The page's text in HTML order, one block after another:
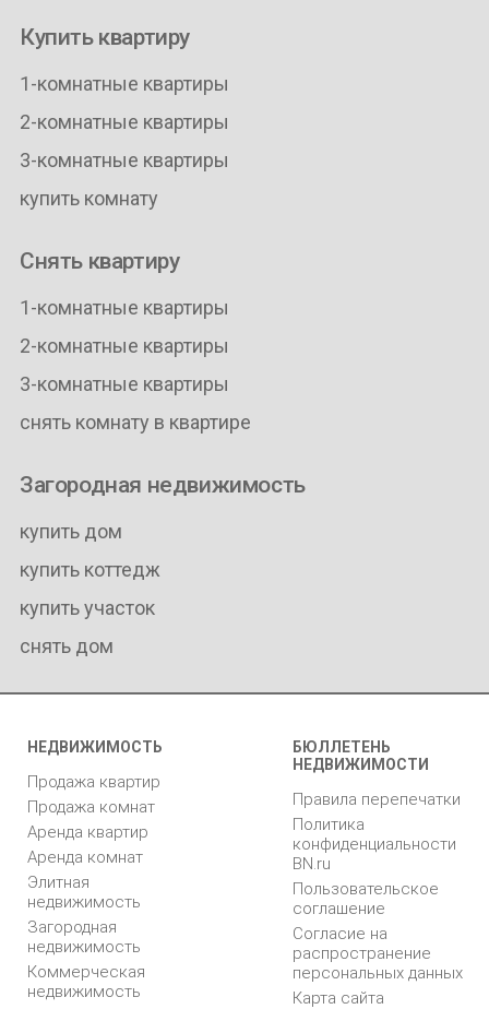
Купить квартиру
1-комнатные квартиры
2-комнатные квартиры
3-комнатные квартиры
купить комнату
Снять квартиру
1-комнатные квартиры
2-комнатные квартиры
3-комнатные квартиры
снять комнату в квартире
Загородная недвижимость
купить дом
купить коттедж
купить участок
снять дом
НЕДВИЖИМОСТЬ
Продажа квартир
Продажа комнат
Аренда квартир
Аренда комнат
Элитная
недвижимость
Загородная
недвижимость
Коммерческая
недвижимость
БЮЛЛЕТЕНЬ
НЕДВИЖИМОСТИ
Правила перепечатки
Политика
конфиденциальности
BN.ru
Пользовательское
соглашение
Согласие на
распространение
персональных данных
Карта сайта